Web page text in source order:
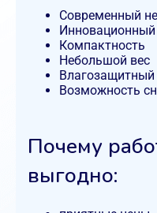
Современный
Компактность
Небольшой вес
Влагозащитный
Возможность
Почему
выгодно: